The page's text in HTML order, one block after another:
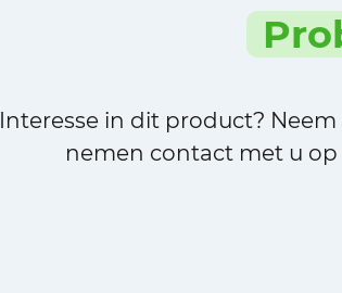
Interesse in dit product?
nemen contact met u